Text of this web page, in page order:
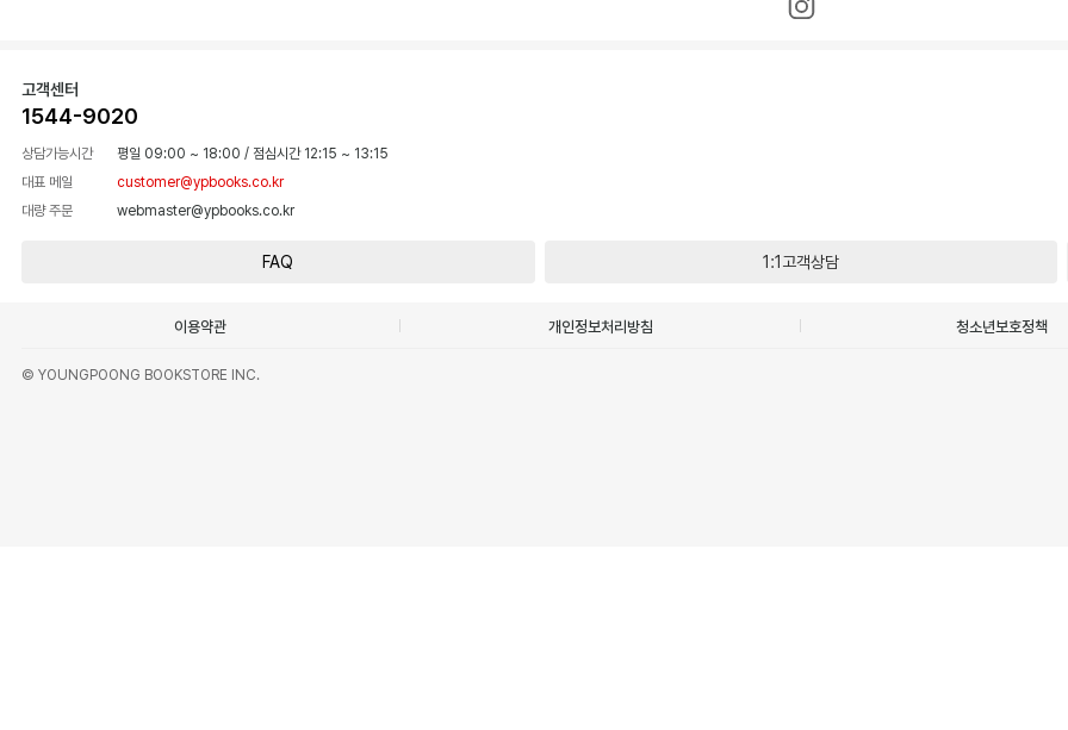
고객센터
1544-9020
상담가능시간 평일 09:00 ~ 18:00 / 점심시간 12:15 ~ 13:15
대표 메일
customer@ypbooks.co.kr
대량 주문
webmaster@ypbooks.co.kr
FAQ 1:1고객상담
이용약관 개인정보처리방침 청소년보호정책
© YOUNGPOONG BOOKSTORE INC.